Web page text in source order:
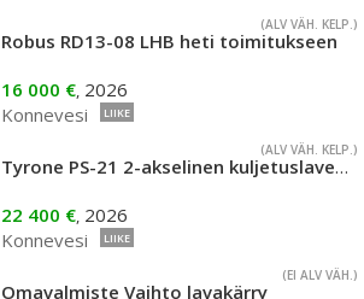
(ALV VÄH. KELP.)
Robus RD13-08 LHB heti toimitukseen
16 000 €, 2026
Konnevesi
LIIKE
(ALV VÄH. KELP.)
Tyrone PS-21 2-akselinen kuljetuslavetti
22 400 €, 2026
Konnevesi
LIIKE
(EI ALV VÄH.)
Omavalmiste Vaihto lavakärry